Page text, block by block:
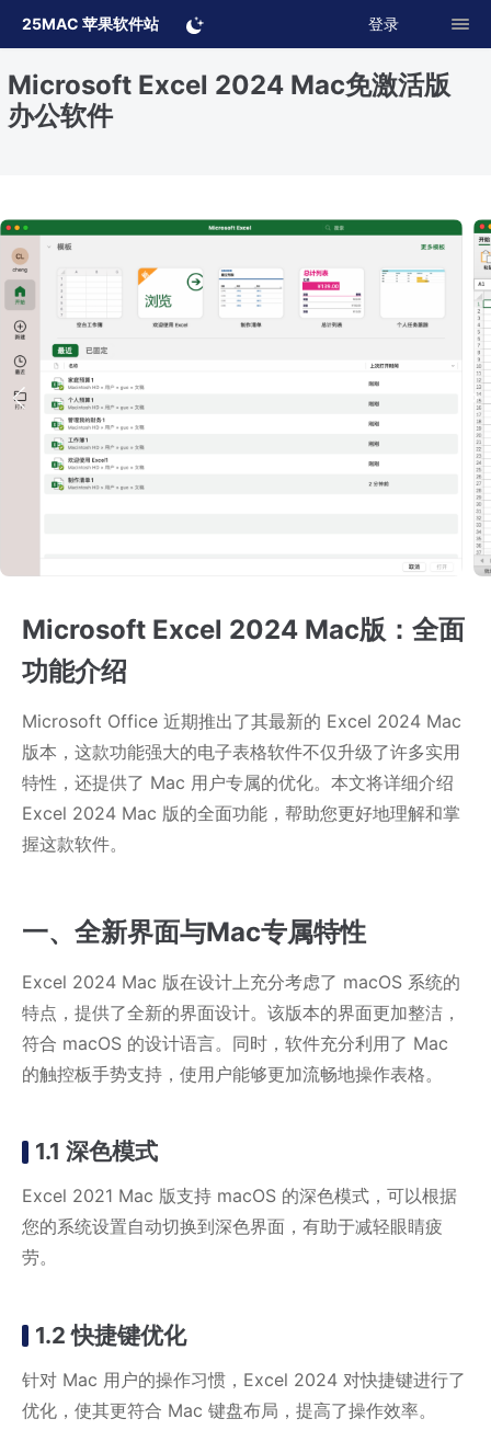
25MAC 苹果软件站 登录
Microsoft Excel 2024 Mac免激活版
办公软件
Microsoft Excel 2024 Mac版：全面
功能介绍
Microsoft Office 近期推出了其最新的 Excel 2024 Mac
版本，这款功能强大的电子表格软件不仅升级了许多实用
特性，还提供了 Mac 用户专属的优化。本文将详细介绍
Excel 2024 Mac 版的全面功能，帮助您更好地理解和掌
握这款软件。
一、全新界面与Mac专属特性
Excel 2024 Mac 版在设计上充分考虑了 macOS 系统的
特点，提供了全新的界面设计。该版本的界面更加整洁，
符合 macOS 的设计语言。同时，软件充分利用了 Mac
的触控板手势支持，使用户能够更加流畅地操作表格。
1.1 深色模式
Excel 2021 Mac 版支持 macOS 的深色模式，可以根据
您的系统设置自动切换到深色界面，有助于减轻眼睛疲
劳。
1.2 快捷键优化
针对 Mac 用户的操作习惯，Excel 2024 对快捷键进行了
优化，使其更符合 Mac 键盘布局，提高了操作效率。